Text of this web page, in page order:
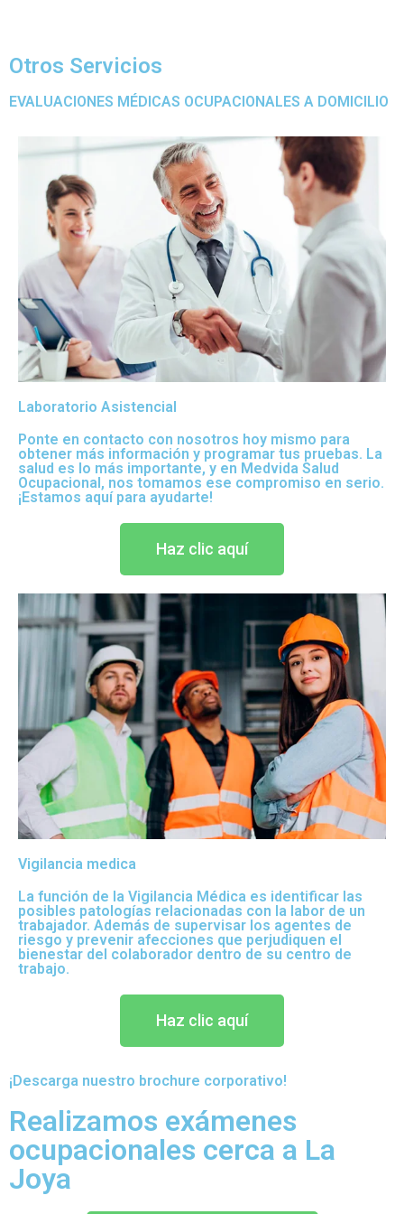
Otros Servicios
EVALUACIONES MÉDICAS OCUPACIONALES A DOMICILIO
Laboratorio Asistencial
Ponte en contacto con nosotros hoy mismo para
obtener más información y programar tus pruebas. La
salud es lo más importante, y en Medvida Salud
Ocupacional, nos tomamos ese compromiso en serio.
¡Estamos aquí para ayudarte!
Haz clic aquí
Vigilancia medica
La función de la Vigilancia Médica es identificar las
posibles patologías relacionadas con la labor de un
trabajador. Además de supervisar los agentes de
riesgo y prevenir afecciones que perjudiquen el
bienestar del colaborador dentro de su centro de
trabajo.
Haz clic aquí
¡Descarga nuestro brochure corporativo!
Realizamos exámenes
ocupacionales cerca a La
Joya